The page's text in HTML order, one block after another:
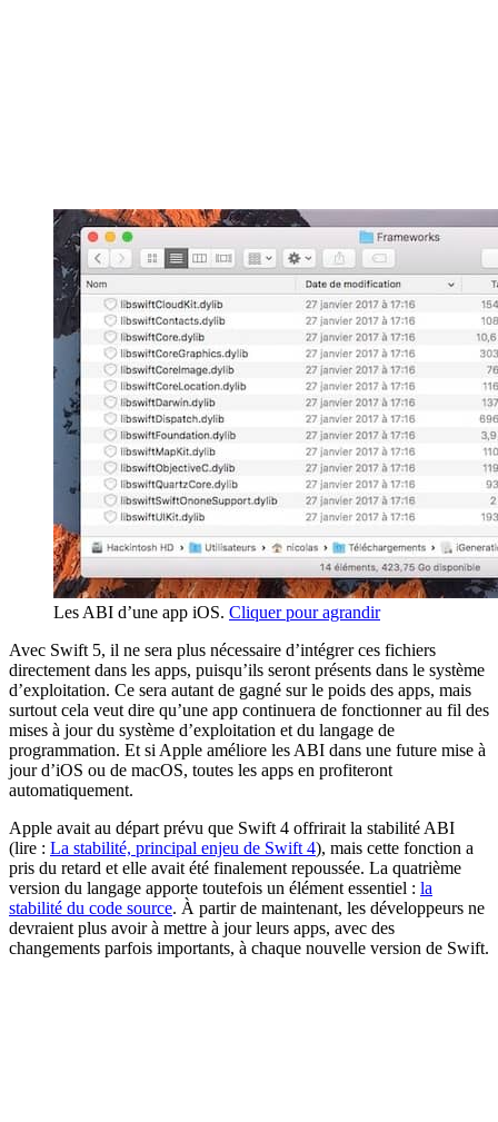
Les ABI d’une app iOS. Cliquer pour agrandir
Avec Swift 5, il ne sera plus nécessaire d’intégrer ces fichiers
directement dans les apps, puisqu’ils seront présents dans le système
d’exploitation. Ce sera autant de gagné sur le poids des apps, mais
surtout cela veut dire qu’une app continuera de fonctionner au fil des
mises à jour du système d’exploitation et du langage de
programmation. Et si Apple améliore les ABI dans une future mise à
jour d’iOS ou de macOS, toutes les apps en profiteront
automatiquement.
Apple avait au départ prévu que Swift 4 offrirait la stabilité ABI
(lire : La stabilité, principal enjeu de Swift 4), mais cette fonction a
pris du retard et elle avait été finalement repoussée. La quatrième
version du langage apporte toutefois un élément essentiel : la
stabilité du code source. À partir de maintenant, les développeurs ne
devraient plus avoir à mettre à jour leurs apps, avec des
changements parfois importants, à chaque nouvelle version de Swift.